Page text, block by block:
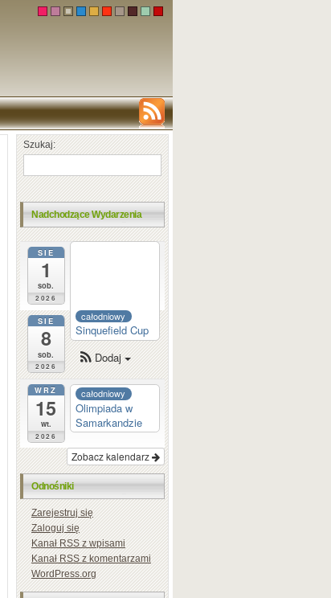
Szukaj:
Nadchodzące Wydarzenia
SIE
1
sob.
2026
SIE
8
sob.
2026
całodniowy
Sinquefield Cup
WRZ
15
wt.
2026
całodniowy
Olimpiada w
Samarkandzie
Zobacz kalendarz
Dodaj
Odnośniki
Zarejestruj się
Zaloguj się
KanałRSSz wpisami
KanałRSSz komentarzami
WordPress.org